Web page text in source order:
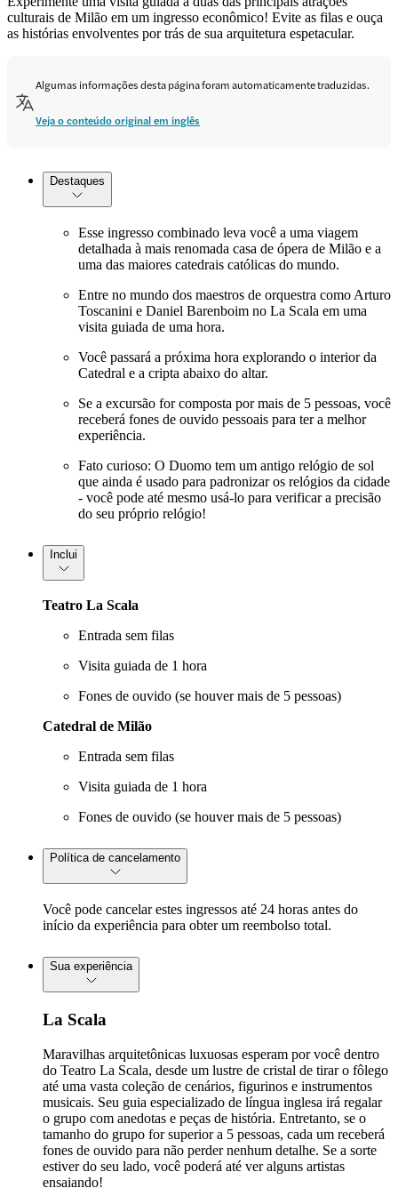
culturais de Milão em um ingresso econômico! Evite as filas e ouça
as histórias envolventes por trás de sua arquitetura espetacular.
Algumas informações desta página foram automaticamente traduzidas.
Veja o conteúdo original em inglês
Destaques
Esse ingresso combinado leva você a uma viagem
detalhada à mais renomada casa de ópera de Milão e a
uma das maiores catedrais católicas do mundo.
Entre no mundo dos maestros de orquestra como Arturo
Toscanini e Daniel Barenboim no La Scala em uma
visita guiada de uma hora.
Você passará a próxima hora explorando o interior da
Catedral e a cripta abaixo do altar.
Se a excursão for composta por mais de 5 pessoas, você
receberá fones de ouvido pessoais para ter a melhor
experiência.
Fato curioso: O Duomo tem um antigo relógio de sol
que ainda é usado para padronizar os relógios da cidade
- você pode até mesmo usá-lo para verificar a precisão
do seu próprio relógio!
Inclui
Teatro La Scala
Entrada sem filas
Visita guiada de 1 hora
Fones de ouvido (se houver mais de 5 pessoas)
Catedral de Milão
Entrada sem filas
Visita guiada de 1 hora
Fones de ouvido (se houver mais de 5 pessoas)
Política de cancelamento
Você pode cancelar estes ingressos até 24 horas antes do
início da experiência para obter um reembolso total.
Sua experiência
La Scala
Maravilhas arquitetônicas luxuosas esperam por você dentro
do Teatro La Scala, desde um lustre de cristal de tirar o fôlego
até uma vasta coleção de cenários, figurinos e instrumentos
musicais. Seu guia especializado de língua inglesa irá regalar
o grupo com anedotas e peças de história. Entretanto, se o
tamanho do grupo for superior a 5 pessoas, cada um receberá
fones de ouvido para não perder nenhum detalhe. Se a sorte
estiver do seu lado, você poderá até ver alguns artistas
ensaiando!